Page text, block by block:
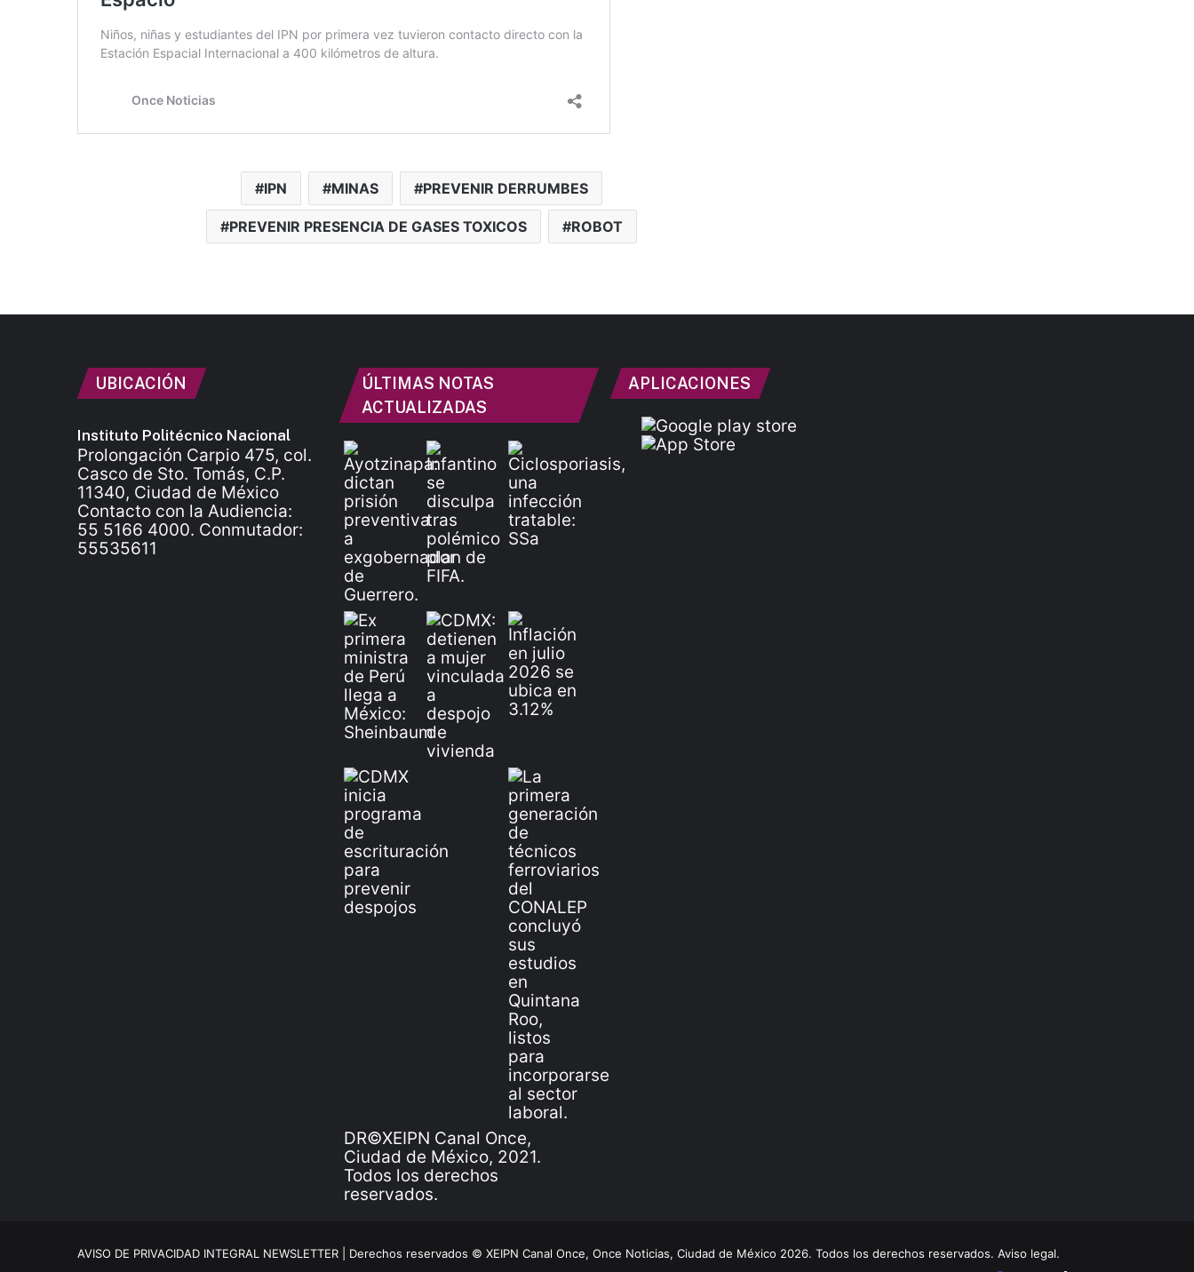
IPN MINAS PREVENIR DERRUMBES
PREVENIR PRESENCIA DE GASES TOXICOS ROBOT
UBICACIÓN
Instituto Politécnico Nacional
Prolongación Carpio 475, col.
Casco de Sto. Tomás, C.P.
11340, Ciudad de México
Contacto con la Audiencia:
55 5166 4000. Conmutador:
55535611
ÚLTIMAS NOTAS
ACTUALIZADAS
DR©XEIPN Canal Once,
Ciudad de México, 2021.
Todos los derechos
reservados.
APLICACIONES
AVISO DE PRIVACIDAD INTEGRAL NEWSLETTER | Derechos reservados © XEIPN Canal Once, Once Noticias, Ciudad de México 2026. Todos los derechos reservados. Aviso legal.